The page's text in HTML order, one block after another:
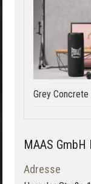
Grey Concrete
MAAS
Adresse